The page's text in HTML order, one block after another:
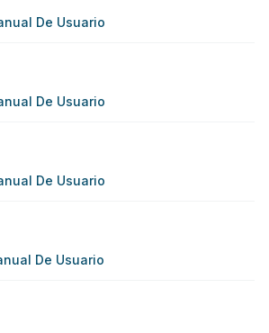
De Usuario
De Usuario
De Usuario
De Usuario